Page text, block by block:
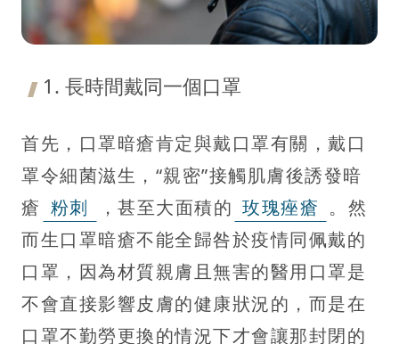
1. 長時間戴同一個口罩
首先，口罩暗瘡肯定與戴口罩有關，戴口
罩令細菌滋生，“親密”接觸肌膚後誘發暗
瘡 粉刺 ，甚至大面積的 玫瑰痤瘡 。然
而生口罩暗瘡不能全歸咎於疫情同佩戴的
口罩，因為材質親膚且無害的醫用口罩是
不會直接影響皮膚的健康狀況的，而是在
口罩不勤勞更換的情況下才會讓那封閉的